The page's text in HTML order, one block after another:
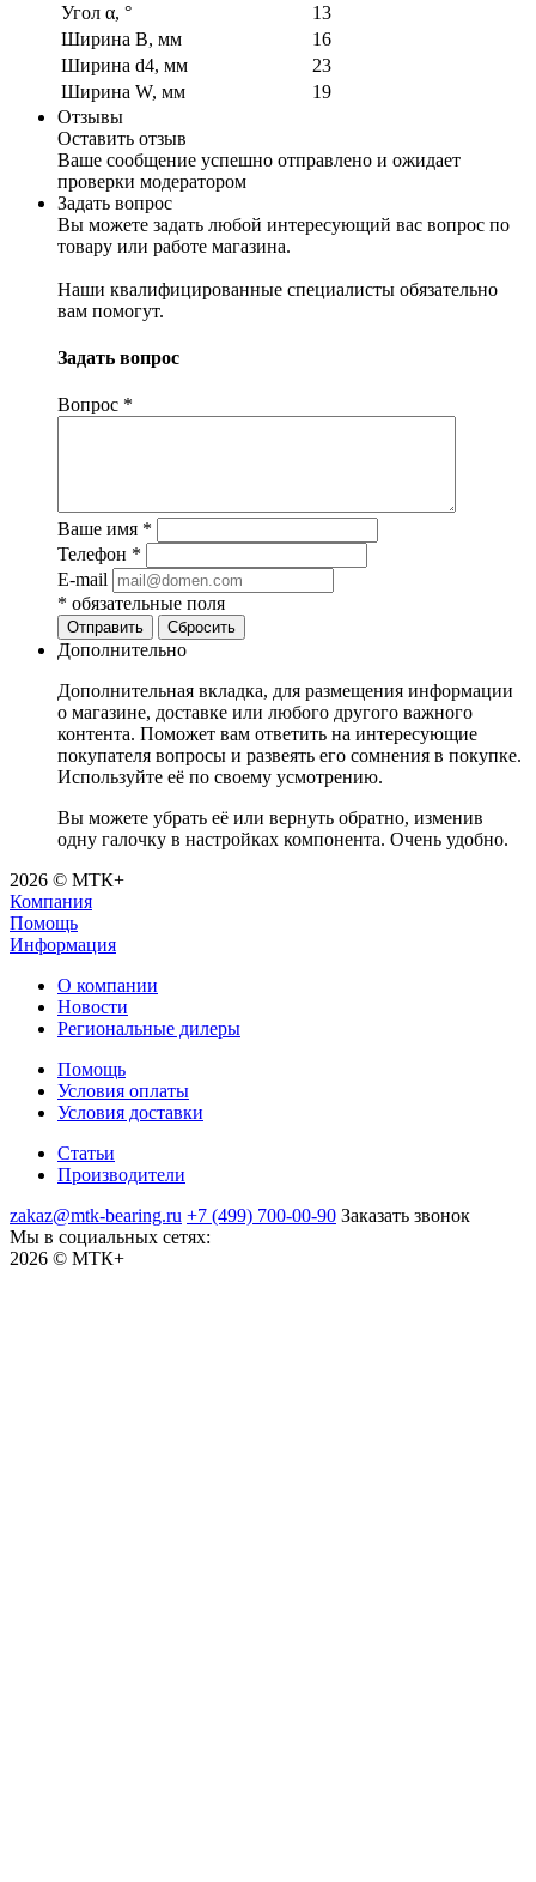
Угол α, °
13
Ширина B, мм
16
Ширина d4, мм
23
Ширина W, мм
19
Отзывы
Оставить отзыв
Ваше сообщение успешно отправлено и ожидает
проверки модератором
Задать вопрос
Вы можете задать любой интересующий вас вопрос по
товару или работе магазина.
Наши квалифицированные специалисты обязательно
вам помогут.
Задать вопрос
Вопрос *
Ваше имя *
Телефон *
E-mail
* обязательные поля
Отправить Сбросить
Дополнительно
Дополнительная вкладка, для размещения информации
о магазине, доставке или любого другого важного
контента. Поможет вам ответить на интересующие
покупателя вопросы и развеять его сомнения в покупке.
Используйте её по своему усмотрению.
Вы можете убрать её или вернуть обратно, изменив
одну галочку в настройках компонента. Очень удобно.
2026 © МТК+
Компания
Помощь
Информация
О компании
Новости
Региональные дилеры
Помощь
Условия оплаты
Условия доставки
Статьи
Производители
zakaz@mtk-bearing.ru +7 (499) 700-00-90 Заказать звонок
Мы в социальных сетях:
2026 © МТК+